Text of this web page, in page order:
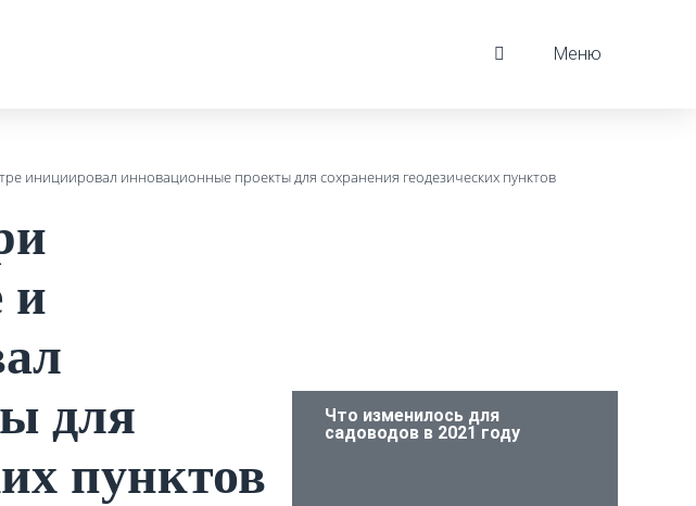
Меню
инициировал инновационные проекты для сохранения геодезических пунктов
и
для
пунктов
Что изменилось для
садоводов в 2021 году